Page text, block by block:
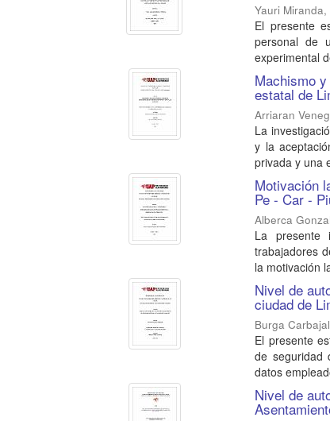
Yauri
El presente
personal de
experimental
Machismo
estatal de
Arriaran
La
y la
privada y una
Motivación
Pe - Car -
Alberca
La presente
trabajadores
la motivación
Nivel de
ciudad de
Burga
El presente
de seguridad
datos
Nivel de